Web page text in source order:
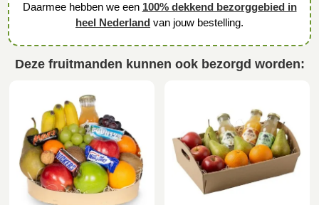
Daarmee hebben we een 100% dekkend bezorggebied in
heel Nederland van jouw bestelling.
Deze fruitmanden kunnen ook bezorgd worden: